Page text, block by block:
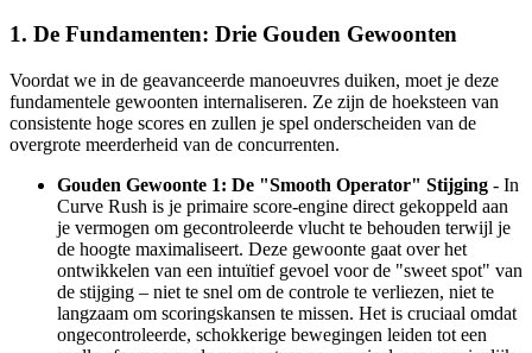
1. De Fundamenten: Drie Gouden Gewoonten
Voordat we in de geavanceerde manoeuvres duiken, moet je deze
fundamentele gewoonten internaliseren. Ze zijn de hoeksteen van
consistente hoge scores en zullen je spel onderscheiden van de
overgrote meerderheid van de concurrenten.
Gouden Gewoonte 1: De "Smooth Operator" Stijging - In
Curve Rush is je primaire score-engine direct gekoppeld aan
je vermogen om gecontroleerde vlucht te behouden terwijl je
de hoogte maximaliseert. Deze gewoonte gaat over het
ontwikkelen van een intuïtief gevoel voor de "sweet spot" van
de stijging – niet te snel om de controle te verliezen, niet te
langzaam om scoringskansen te missen. Het is cruciaal omdat
ongecontroleerde, schokkerige bewegingen leiden tot een